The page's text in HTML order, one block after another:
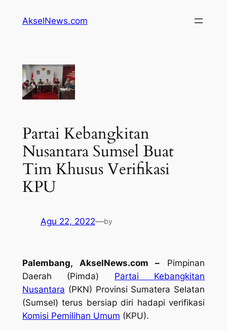
AkselNews.com
Partai Kebangkitan
Nusantara Sumsel Buat
Tim Khusus Verifikasi
KPU
Agu 22, 2022—by
Palembang, AkselNews.com – Pimpinan
Daerah (Pimda) Partai Kebangkitan
Nusantara (PKN) Provinsi Sumatera Selatan
(Sumsel) terus bersiap diri hadapi verifikasi
Komisi Pemilihan Umum (KPU).